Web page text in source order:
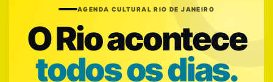
AGENDA CULTURAL RIO DE JANEIRO
O Rio acontece
todos os dias.